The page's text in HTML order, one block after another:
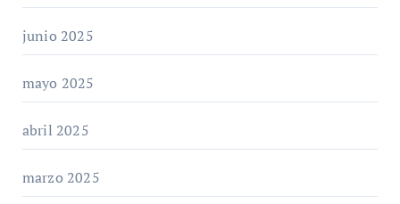
junio 2025
mayo 2025
abril 2025
marzo 2025